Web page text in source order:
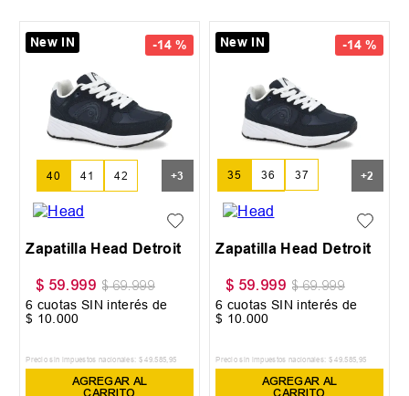
-14 %
New IN
40 41 42 +3
Zapatilla Head Detroit
$ 59.999 $ 69.999
6 cuotas SIN interés de
$ 10 000
Precio sin impuestos nacionales: $ 49.585,95
AGREGAR AL
CARRITO
-14 %
New IN
35 36 37
38 39
+2
Zapatilla Head Detroit
$ 59.999 $ 69.999
6 cuotas SIN interés de
$ 10 000
Precio sin impuestos nacionales: $ 49.585,95
AGREGAR AL
CARRITO